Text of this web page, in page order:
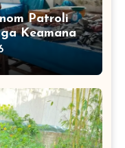
Patroli
Keamanan
Warga